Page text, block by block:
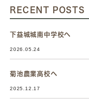
RECENT POSTS
下益城城南中学校へ
2026.05.24
菊池農業高校へ
2025.12.17